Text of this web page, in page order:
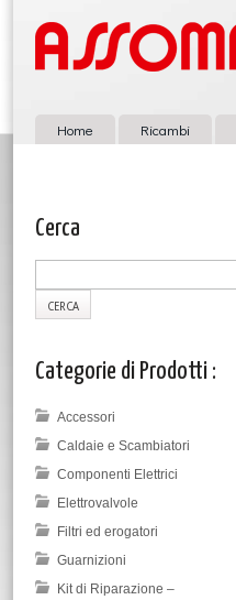
Home Ricambi
Cerca
Categorie di Prodotti :
Accessori
Caldaie e Scambiatori
Componenti Elettrici
Elettrovalvole
Filtri ed erogatori
Guarnizioni
Kit di Riparazione –